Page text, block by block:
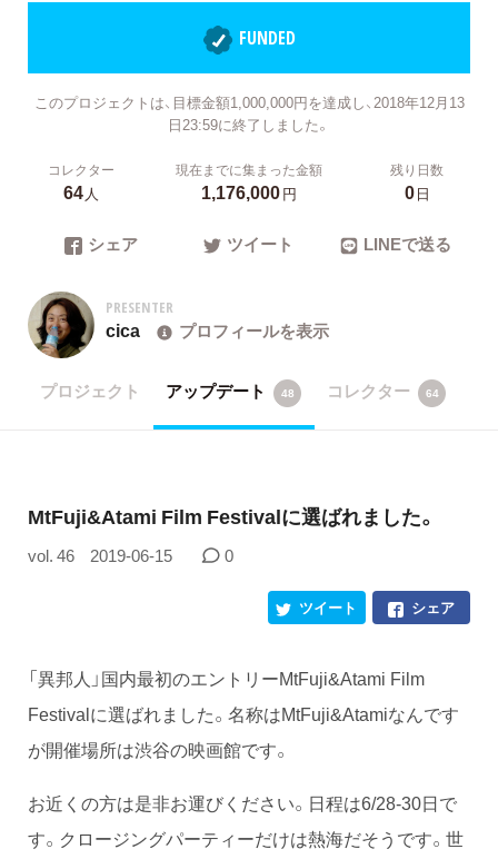
FUNDED
このプロジェクトは、目標金額1,000,000円を達成し、2018年12月13
日23:59に終了しました。
コレクター
64人
現在までに集まった金額
1,176,000円
残り日数
0日
シェア ツイート LINEで送る
PRESENTER
cica プロフィールを表示
プロジェクト アップデート 48 コレクター 64
MtFuji&Atami Film Festivalに選ばれました。
vol. 46 2019-06-15 0
シェア
ツイート
「異邦人」国内最初のエントリーMtFuji&Atami Film
Festivalに選ばれました。名称はMtFuji&Atamiなんです
が開催場所は渋谷の映画館です。
お近くの方は是非お運びください。日程は6/28-30日で
す。クロージングパーティーだけは熱海だそうです。世